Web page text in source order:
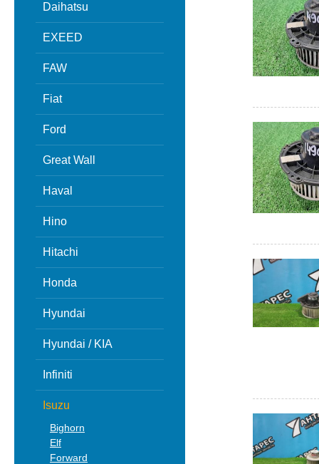
Daihatsu
EXEED
FAW
Fiat
Ford
Great Wall
Haval
Hino
Hitachi
Honda
Hyundai
Hyundai / KIA
Infiniti
Isuzu
Bighorn
Elf
Forward